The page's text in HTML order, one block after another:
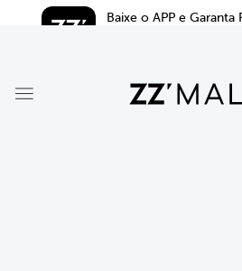
Baixe o APP e Garanta